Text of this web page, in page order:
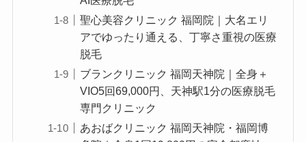
聖心美容クリニック 福岡院｜大名エリ
アでゆったり通える、丁寧さ重視の医療
脱毛
ブランクリニック 福岡天神院｜全身＋
VIO5回69,000円、天神駅1分の医療脱毛
専門クリニック
あおばクリニック 福岡天神院・福岡博